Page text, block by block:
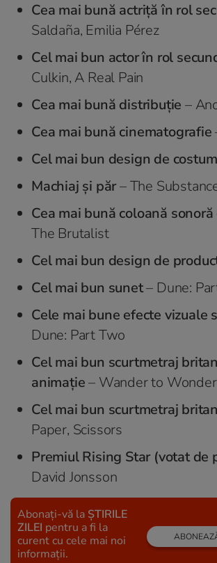
Cea mai bună actriţă în rol
Saldaña, Emilia Pérez
Cel mai bun actor în rol
Culkin, A Real Pain
Cea mai bună distribuţie –
Cea mai bună cinematografie
Cel mai bun design de
Machiaj şi păr– The
Cea mai bună coloană
The Brutalist
Cel mai bun design de
Cel mai bun sunet– Dune:
Cele mai bune efecte vizuale
Dune: Part Two
Cel mai bun scurtmetraj
animaţie– Wander to Wonder
Cel mai bun scurtmetraj
Paper, Scissors
Premiul Rising Star (votat de
David Jonsson
Abonați-vă la ȘTIRILE
ZILEI pentru a fi la
curent cu cele mai noi
informații.